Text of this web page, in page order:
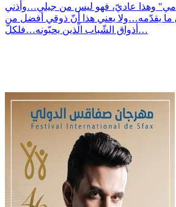
وهذا عاديّ، فهو ليس من جيلي…وأذني
ما يقدّمه…ولا يعني هذا أنّ ذوقي أفضل من
أذواق الشّباب الّذين يحبّونه…فلكلّ…